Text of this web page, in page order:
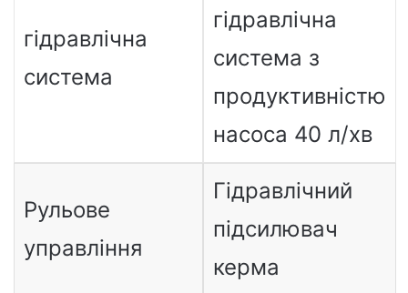
гідравлічна
система
гідравлічна
система з
продуктивністю
насоса 40 л/хв
Рульове
управління
Гідравлічний
підсилювач
керма